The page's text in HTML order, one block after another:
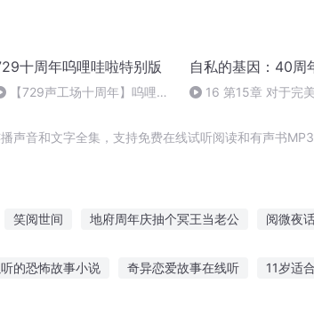
十周年呜哩哇啦特别版
【729声工场十周年】呜哩哇
自私的基因：40周
16 第15章 对于完
音和文字全集，支持免费在线试听阅读和有声书MP3
笑阅世间 地府周年庆抽个冥王当老公 阅微夜
的恐怖故事小说 奇异恋爱故事在线听 11岁适